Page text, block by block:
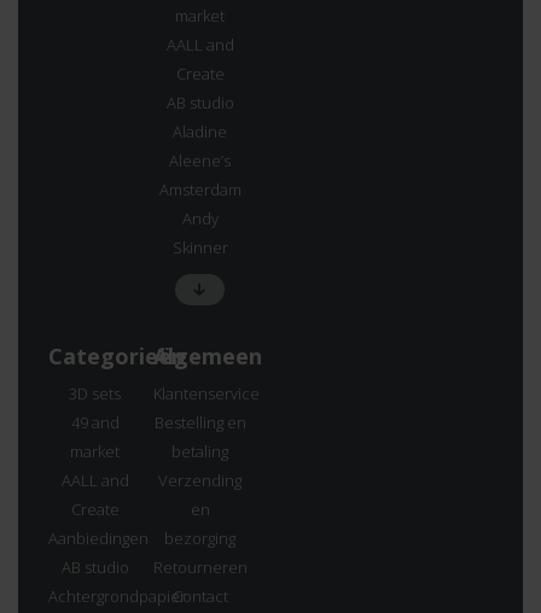
market
AALL and
Create
AB studio
Aladine
Aleene’s
Amsterdam
Andy
Skinner
Categorieën
3D sets
49 and
market
AALL and
Create
Aanbiedingen
AB studio
Achtergrondpapier
Algemeen
Klantenservice
Bestelling en
betaling
Verzending
en
bezorging
Retourneren
Contact